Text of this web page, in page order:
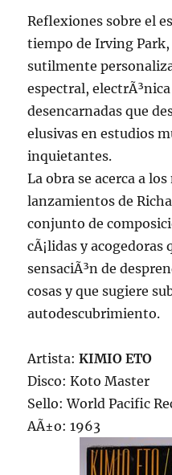
Reflexiones sobre el
tiempo de Irving
sutilmente
espectral,
desencarnadas que
elusivas en estudios
inquietantes.
La obra se acerca a
lanzamientos de
conjunto de
cÃ¡lidas y acogedoras
sensaciÃ³n de
cosas y que sugiere
autodescubrimiento.
Artista:KIMIO ETO
Disco: Koto Master
Sello: World Pacific
AÃ±o: 1963